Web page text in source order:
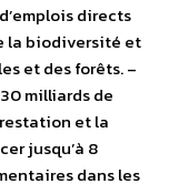
directs
la biodiversité et
et des forêts. –
milliards de
et la
jusqu’à 8
dans les